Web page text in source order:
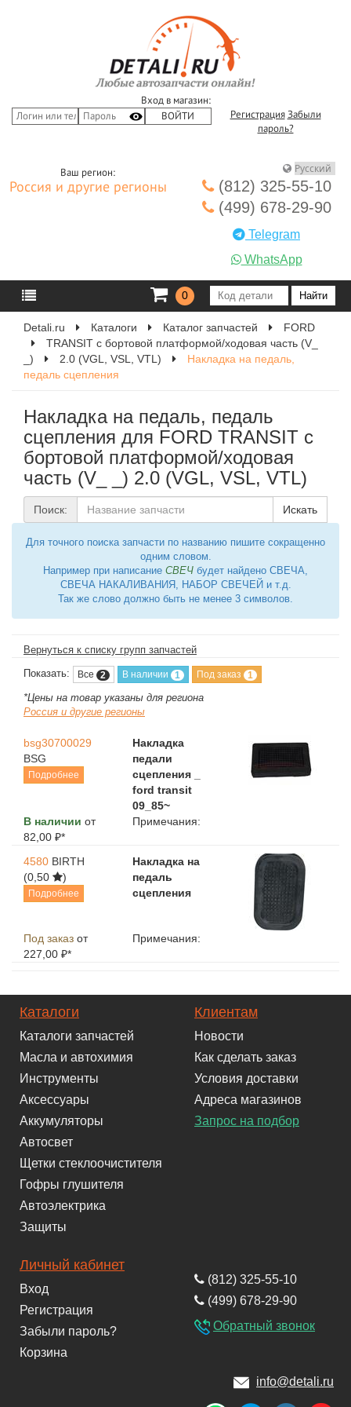
Вход в магазин:
Регистрация Забыли
пароль?
Ваш регион:
Россия и другие регионы
(812) 325-55-10
(499) 678-29-90
Telegram
WhatsApp
0
Detali.ru Каталоги Каталог запчастей
FORD
TRANSIT c бортовой платформой/ходовая часть (V_
_)
2.0 (VGL, VSL, VTL)
Накладка на педаль,
педаль сцепления
Накладка на педаль, педаль
сцепления для FORD TRANSIT c
бортовой платформой/ходовая
часть (V_ _) 2.0 (VGL, VSL, VTL)
Поиск: Искать
Для точного поиска запчасти по названию пишите сокращенно
одним словом.
Например при написание СВЕЧ будет найдено СВЕЧА,
СВЕЧА НАКАЛИВАНИЯ, НАБОР СВЕЧЕЙ и т.д.
Так же слово должно быть не менее 3 символов.
Вернуться к списку групп запчастей
Показать: Все 2 В наличии 1 Под заказ 1
*Цены на товар указаны для региона
Россия и другие регионы
bsg30700029
BSG
Подробнее
Накладка
педали
сцепления _
ford transit
09_85~
В наличии от
82,00 ₽*
Примечания:
4580 BIRTH
(0,50
)
Подробнее
Накладка на
педаль
сцепления
Под заказ от
227,00 ₽*
Примечания:
Каталоги
Каталоги запчастей
Масла и автохимия
Инструменты
Аксессуары
Аккумуляторы
Автосвет
Щетки стеклоочистителя
Гофры глушителя
Автоэлектрика
Защиты
Клиентам
Новости
Как сделать заказ
Условия доставки
Адреса магазинов
Запрос на подбор
Личный кабинет
Вход
Регистрация
Забыли пароль?
Корзина
(812) 325-55-10
(499) 678-29-90
Обратный звонок
info@detali.ru